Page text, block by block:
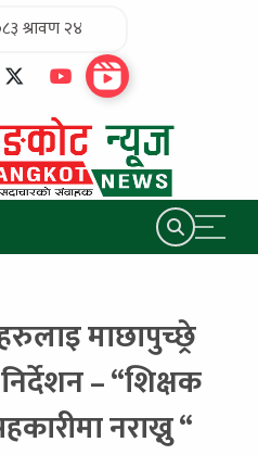
श्रावण २४
माछापुच्छ्रे
– “शिक्षक
नराख्नु “